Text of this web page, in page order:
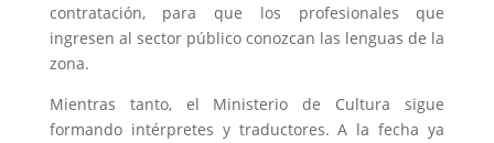
contratación, para que los profesionales que
ingresen al sector público conozcan las lenguas de la
zona.
Mientras tanto, el Ministerio de Cultura sigue
formando intérpretes y traductores. A la fecha ya